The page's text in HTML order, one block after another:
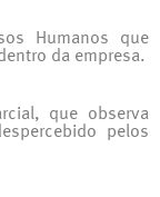
Humanos que
da empresa.
que observa
pelos